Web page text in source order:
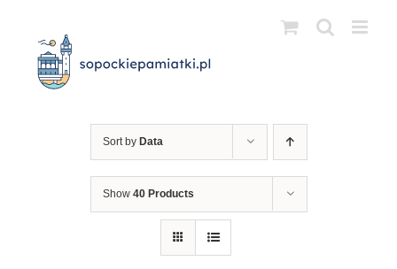
zawartości
Sort by Data
Show 40 Products